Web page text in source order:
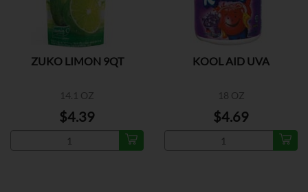
ZUKO LIMON 9QT
14.1 OZ
$4.39
KOOL AID UVA
18 OZ
$4.69